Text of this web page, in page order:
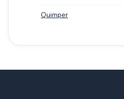
Quimper